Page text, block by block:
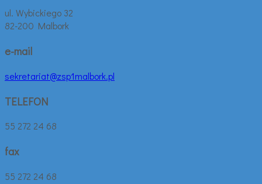
ul. Wybickiego 32
82-200 Malbork
e-mail
sekretariat@zsp1malbork.pl
TELEFON
55 272 24 68
fax
55 272 24 68